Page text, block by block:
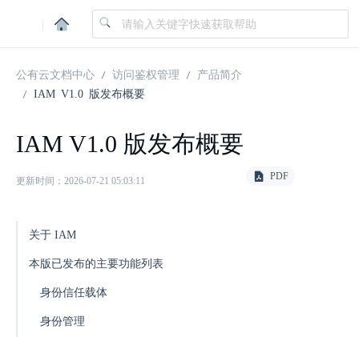
|
公有云文档中心 访问鉴权管理
产品简介
IAM V1.0 版发布概要
IAM V1.0 版发布概要
更新时间：2026-07-21 05:03:11 PDF
关于 IAM
本版已发布的主要功能列表
身份信任载体
身份管理